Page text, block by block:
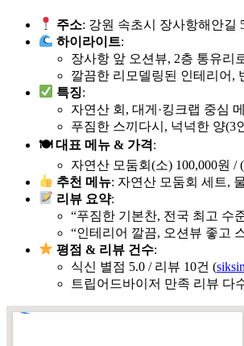
주소: 강원 속초시 장사항해안길
하이라이트:
장사항 앞 오션뷰, 2층 통유리
깔끔한 리모델링된 인테리어,
특징:
자연산 회, 대게·킹크랩 중심
푸짐한 스끼다시, 넉넉한 양(3
🍽 대표 메뉴 & 가격:
자연산 모둠회(소) 100,000원 /
추천 메뉴: 자연산 모둠회 세트,
리뷰 요약:
“푸짐한 기본찬, 전국 최고 수
“인테리어 깔끔, 오션뷰 좋고
평점 & 리뷰 건수:
식신 별점 5.0 / 리뷰 10건 (
트립어드바이저 만족 리뷰 다